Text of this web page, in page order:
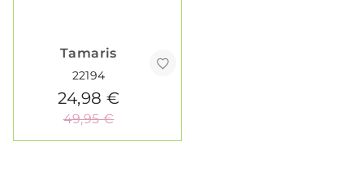
Tamaris
22194
24,98 €
49,95 €